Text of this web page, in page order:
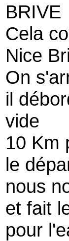
BRIVE
Cela
Nice
On
il
vide
10 Km
le
nous
et fait
pour